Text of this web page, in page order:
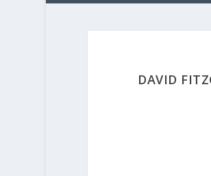
DAVID